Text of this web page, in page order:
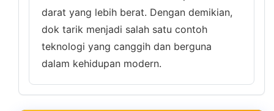
darat yang lebih berat. Dengan demikian,
dok tarik menjadi salah satu contoh
teknologi yang canggih dan berguna
dalam kehidupan modern.